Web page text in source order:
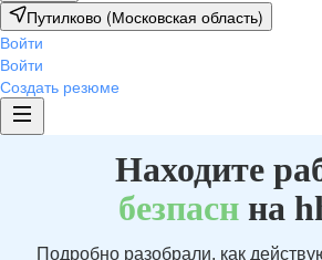
Путилково (Московская область)
Войти
Войти
Создать резюме
Находите
безпаснна
Подробно разобрали, как